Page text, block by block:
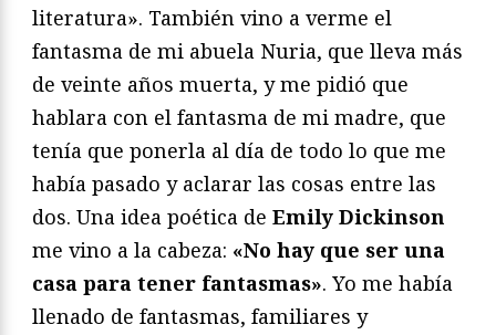
literatura». También vino a verme el
fantasma de mi abuela Nuria, que lleva más
de veinte años muerta, y me pidió que
hablara con el fantasma de mi madre, que
tenía que ponerla al día de todo lo que me
había pasado y aclarar las cosas entre las
dos. Una idea poética de Emily Dickinson
me vino a la cabeza: «No hay que ser una
casa para tener fantasmas». Yo me había
llenado de fantasmas, familiares y